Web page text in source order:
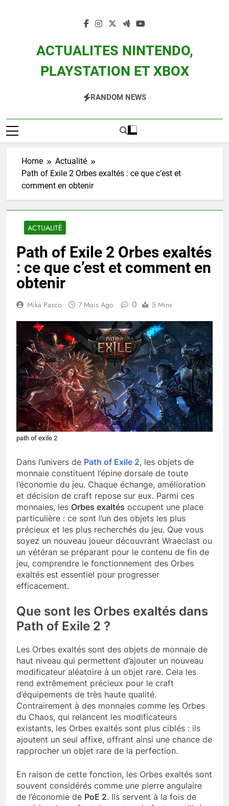
ACTUALITES NINTENDO,
PLAYSTATION ET XBOX
Zelda, Splatoon, Pokemon Entre Autres
RANDOM NEWS
Home
Actualité
Path of Exile 2 Orbes exaltés : ce que c’est et
comment en obtenir
ACTUALITÉ
Path of Exile 2 Orbes exaltés
: ce que c’est et comment en
obtenir
Mika Pasco 7 Mois Ago 0 5 Mins
path of exile 2
Dans l’univers de Path of Exile 2, les objets de
monnaie constituent l’épine dorsale de toute
l’économie du jeu. Chaque échange, amélioration
et décision de craft repose sur eux. Parmi ces
monnaies, les Orbes exaltés occupent une place
particulière : ce sont l’un des objets les plus
précieux et les plus recherchés du jeu. Que vous
soyez un nouveau joueur découvrant Wraeclast ou
un vétéran se préparant pour le contenu de fin de
jeu, comprendre le fonctionnement des Orbes
exaltés est essentiel pour progresser
efficacement.
Que sont les Orbes exaltés dans
Path of Exile 2 ?
Les Orbes exaltés sont des objets de monnaie de
haut niveau qui permettent d’ajouter un nouveau
modificateur aléatoire à un objet rare. Cela les
rend extrêmement précieux pour le craft
d’équipements de très haute qualité.
Contrairement à des monnaies comme les Orbes
du Chaos, qui relancent les modificateurs
existants, les Orbes exaltés sont plus ciblés : ils
ajoutent un seul affixe, offrant ainsi une chance de
rapprocher un objet rare de la perfection.
En raison de cette fonction, les Orbes exaltés sont
souvent considérés comme une pierre angulaire
de l’économie de PoE 2. Ils servent à la fois de